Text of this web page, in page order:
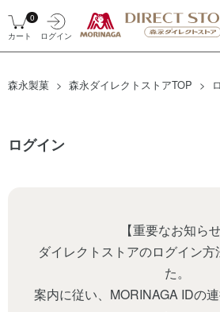
ログイン
0
カート
森永製菓 森永ダイレクトストアTOP
ログイン
【重要なお知らせ
ダイレクトストアのログイン
た。
案内に従い、MORINAGA IDの